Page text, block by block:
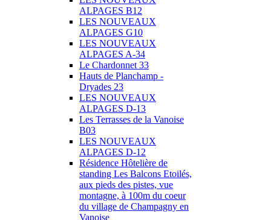
ALPAGES B12
LES NOUVEAUX
ALPAGES G10
LES NOUVEAUX
ALPAGES A-34
Le Chardonnet 33
Hauts de Planchamp -
Dryades 23
LES NOUVEAUX
ALPAGES D-13
Les Terrasses de la Vanoise
B03
LES NOUVEAUX
ALPAGES D-12
Résidence Hôtelière de
standing Les Balcons Etoilés,
aux pieds des pistes, vue
montagne, à 100m du coeur
du village de Champagny en
Vanoise